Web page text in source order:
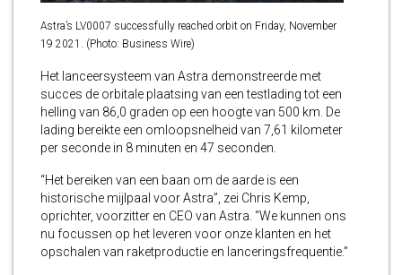
Astra’s LV0007 successfully reached orbit on Friday, November
19 2021. (Photo: Business Wire)
Het lanceersysteem van Astra demonstreerde met
succes de orbitale plaatsing van een testlading tot een
helling van 86,0 graden op een hoogte van 500 km. De
lading bereikte een omloopsnelheid van 7,61 kilometer
per seconde in 8 minuten en 47 seconden.
“Het bereiken van een baan om de aarde is een
historische mijlpaal voor Astra”, zei Chris Kemp,
oprichter, voorzitter en CEO van Astra. “We kunnen ons
nu focussen op het leveren voor onze klanten en het
opschalen van raketproductie en lanceringsfrequentie.”